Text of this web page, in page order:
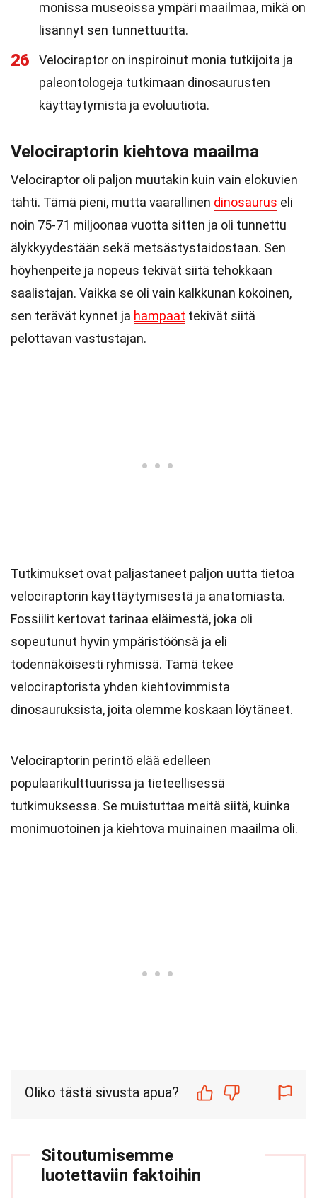
monissa museoissa ympäri maailmaa, mikä on
lisännyt sen tunnettuutta.
26
Velociraptor on inspiroinut monia tutkijoita ja
paleontologeja tutkimaan dinosaurusten
käyttäytymistä ja evoluutiota.
Velociraptorin kiehtova maailma
Velociraptor oli paljon muutakin kuin vain elokuvien
tähti. Tämä pieni, mutta vaarallinen dinosaurus eli
noin 75-71 miljoonaa vuotta sitten ja oli tunnettu
älykkyydestään sekä metsästystaidostaan. Sen
höyhenpeite ja nopeus tekivät siitä tehokkaan
saalistajan. Vaikka se oli vain kalkkunan kokoinen,
sen terävät kynnet ja hampaat tekivät siitä
pelottavan vastustajan.
Tutkimukset ovat paljastaneet paljon uutta tietoa
velociraptorin käyttäytymisestä ja anatomiasta.
Fossiilit kertovat tarinaa eläimestä, joka oli
sopeutunut hyvin ympäristöönsä ja eli
todennäköisesti ryhmissä. Tämä tekee
velociraptorista yhden kiehtovimmista
dinosauruksista, joita olemme koskaan löytäneet.
Velociraptorin perintö elää edelleen
populaarikulttuurissa ja tieteellisessä
tutkimuksessa. Se muistuttaa meitä siitä, kuinka
monimuotoinen ja kiehtova muinainen maailma oli.
Oliko tästä sivusta apua?
Sitoutumisemme
luotettaviin faktoihin